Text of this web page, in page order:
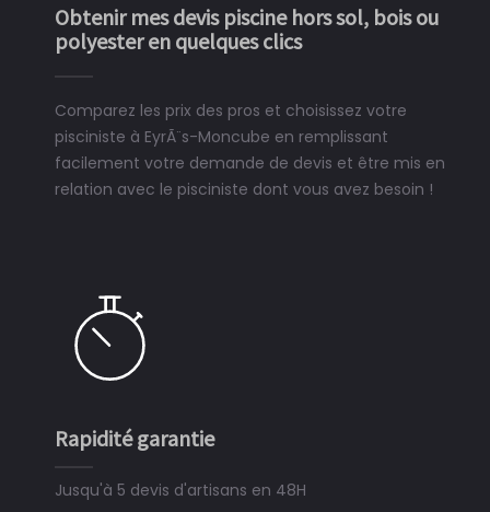
Obtenir mes devis piscine hors sol, bois ou
polyester en quelques clics
Comparez les prix des pros et choisissez votre
pisciniste à EyrÃ¨s-Moncube en remplissant
facilement votre demande de devis et être mis en
relation avec le pisciniste dont vous avez besoin !
Rapidité garantie
Jusqu'à 5 devis d'artisans en 48H